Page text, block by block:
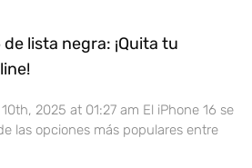
lista negra: ¡Quita tu
2025 at 01:27 am El iPhone 16 se
las opciones más populares entre